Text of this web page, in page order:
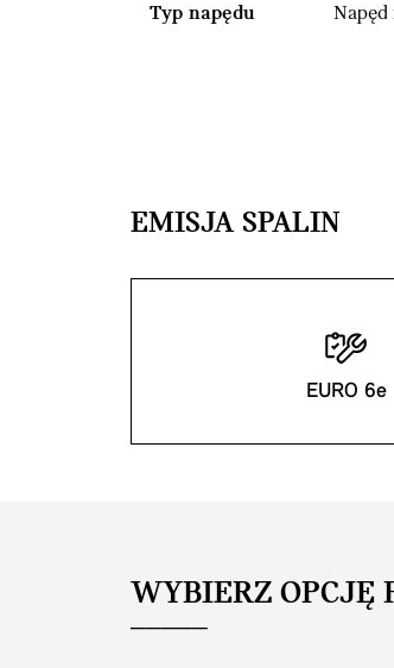
Typ napędu Napęd
EMISJA SPALIN
EURO 6e
WYBIERZ OPCJĘ